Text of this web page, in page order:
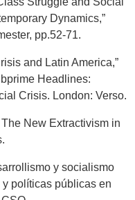
Dynamics,”
pp.52-71.
and Latin America,”
Headlines:
Crisis. London: Verso.
New Extractivism in
y socialismo
políticas públicas en